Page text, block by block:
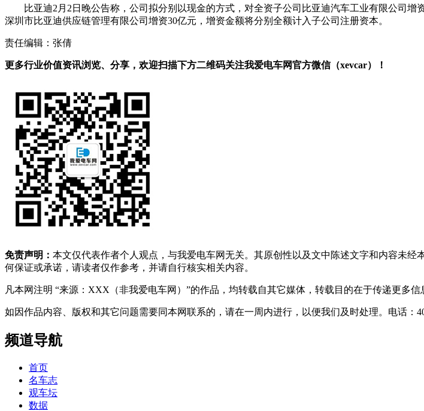
比亚迪2月2日晚公告称，公司拟分别以现金的方式，对全资子公司比亚迪汽车工业有限公司
深圳市比亚迪供应链管理有限公司增资30亿元，增资金额将分别全额计入子公司注册资本。
责任编辑：张倩
更多行业价值资讯浏览、分享，欢迎扫描下方二维码关注我爱电车网官方微信（xevcar）！
免责声明： 本文仅代表作者个人观点，与我爱电车网无关。其原创性以及文中陈述文字和内容未
何保证或承诺，请读者仅作参考，并请自行核实相关内容。
凡本网注明 “来源：XXX（非我爱电车网）”的作品，均转载自其它媒体，转载目的在于传递更多
如因作品内容、版权和其它问题需要同本网联系的，请在一周内进行，以便我们及时处理。电话：
频道导航
首页
名车志
观车坛
数据